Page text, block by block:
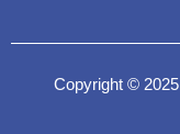
Copyright ©